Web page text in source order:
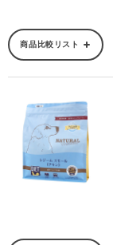
商品比較リスト